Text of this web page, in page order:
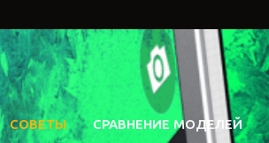
СОВЕТЫ СРАВНЕНИЕ МОДЕЛЕЙ